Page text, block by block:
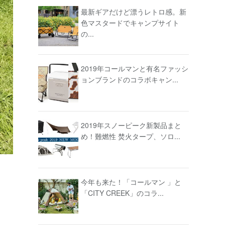
最新ギアだけど漂うレトロ感。新
色マスタードでキャンプサイト
の...
2019年コールマンと有名ファッシ
ョンブランドのコラボキャン...
2019年スノーピーク新製品まと
め！難燃性 焚火タープ、ソロ...
今年も来た！「コールマン 」と
「CITY CREEK」のコラ...